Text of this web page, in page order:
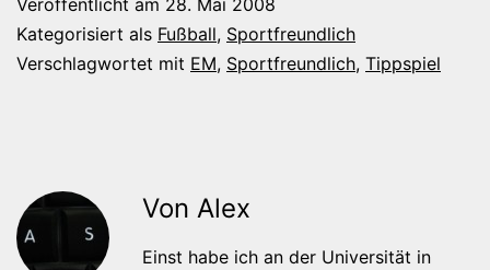
Veröffentlicht am 28. Mai 2008
Kategorisiert als Fußball, Sportfreundlich
Verschlagwortet mit EM, Sportfreundlich, Tippspiel
Von Alex
Einst habe ich an der Universität in